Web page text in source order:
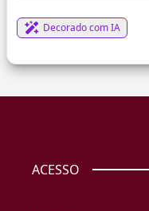
Decorado com IA
ACESSO